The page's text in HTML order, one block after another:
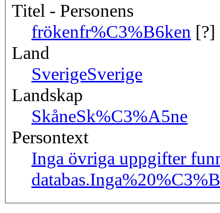
Titel - Personens
frökenfr%C3%B6ken [?]
Land
SverigeSverige
Landskap
SkåneSk%C3%A5ne
Persontext
Inga övriga uppgifter
databas.